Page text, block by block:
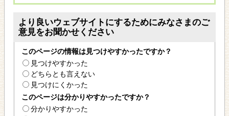
より良いウェブサイトにするためにみなさまのご
意見をお聞かせください
このページの情報は見つけやすかったですか？
見つけやすかった
どちらとも言えない
見つけにくかった
このページは分かりやすかったですか？
分かりやすかった